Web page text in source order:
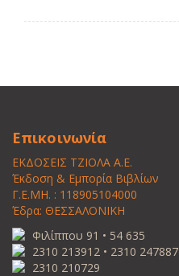
Επικοινωνία
ΕΚΔΟΣΕΙΣ ΤΖΙΟΛΑ Α.Ε.
Έκδοση & Εμπορία Βιβλίων
Γ.Ε.ΜΗ. : 118905104000
Έδρα: ΘΕΣΣΑΛΟΝΙΚΗ
Φιλίππου 91 • 54 635
2310 213912 • 2310 247887
2310 210729